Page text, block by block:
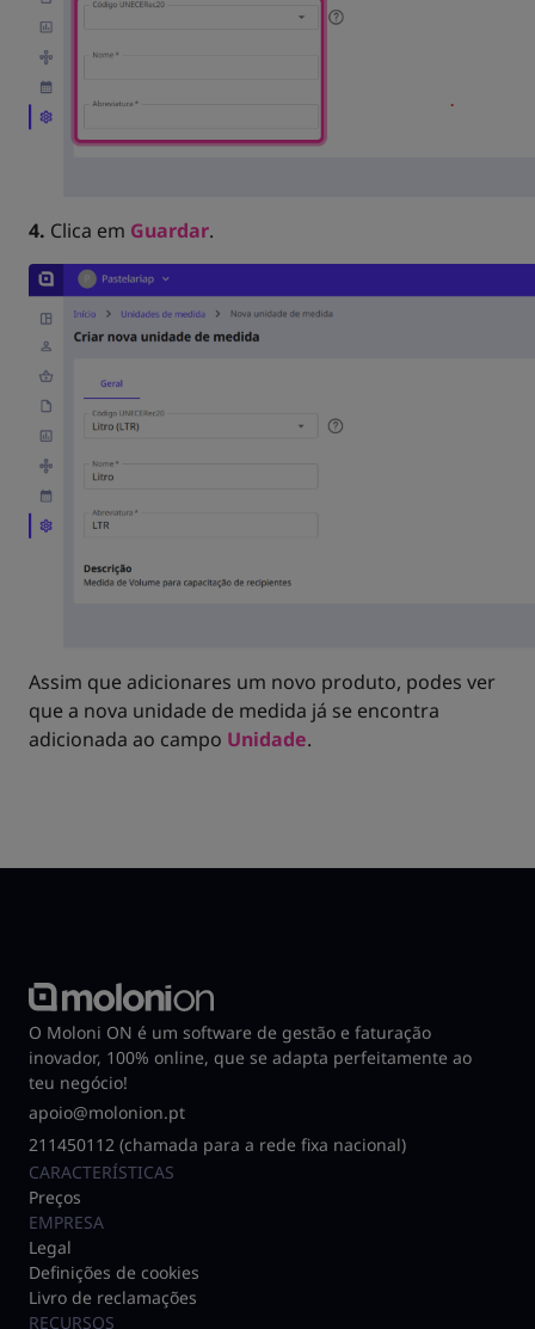
4. Clica em Guardar.
Assim que adicionares um novo produto, podes ver
que a nova unidade de medida já se encontra
adicionada ao campo Unidade.
O Moloni ON é um software de gestão e faturação
inovador, 100% online, que se adapta perfeitamente ao
teu negócio!
apoio@molonion.pt
211450112 (chamada para a rede fixa nacional)
CARACTERÍSTICAS
Preços
EMPRESA
Legal
Definições de cookies
Livro de reclamações
RECURSOS